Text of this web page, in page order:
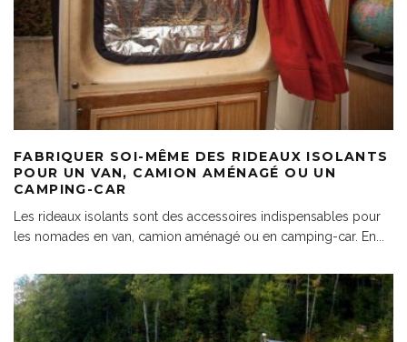
FABRIQUER SOI-MÊME DES RIDEAUX ISOLANTS
POUR UN VAN, CAMION AMÉNAGÉ OU UN
CAMPING-CAR
Les rideaux isolants sont des accessoires indispensables pour
les nomades en van, camion aménagé ou en camping-car. En